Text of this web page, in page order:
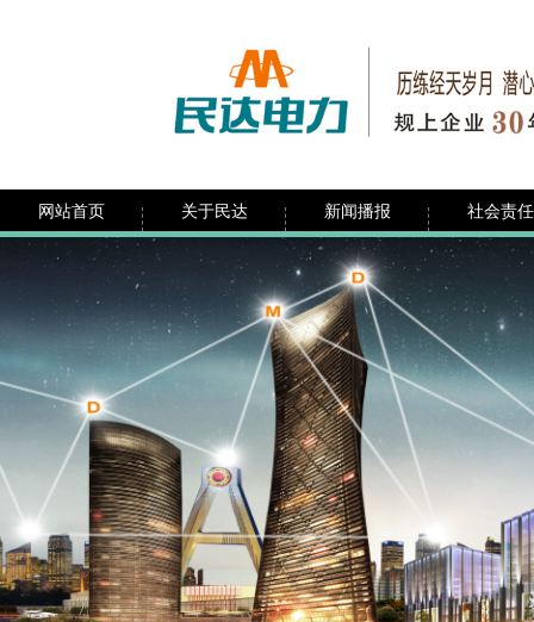
网站首页 关于民达 新闻播报 社会责任